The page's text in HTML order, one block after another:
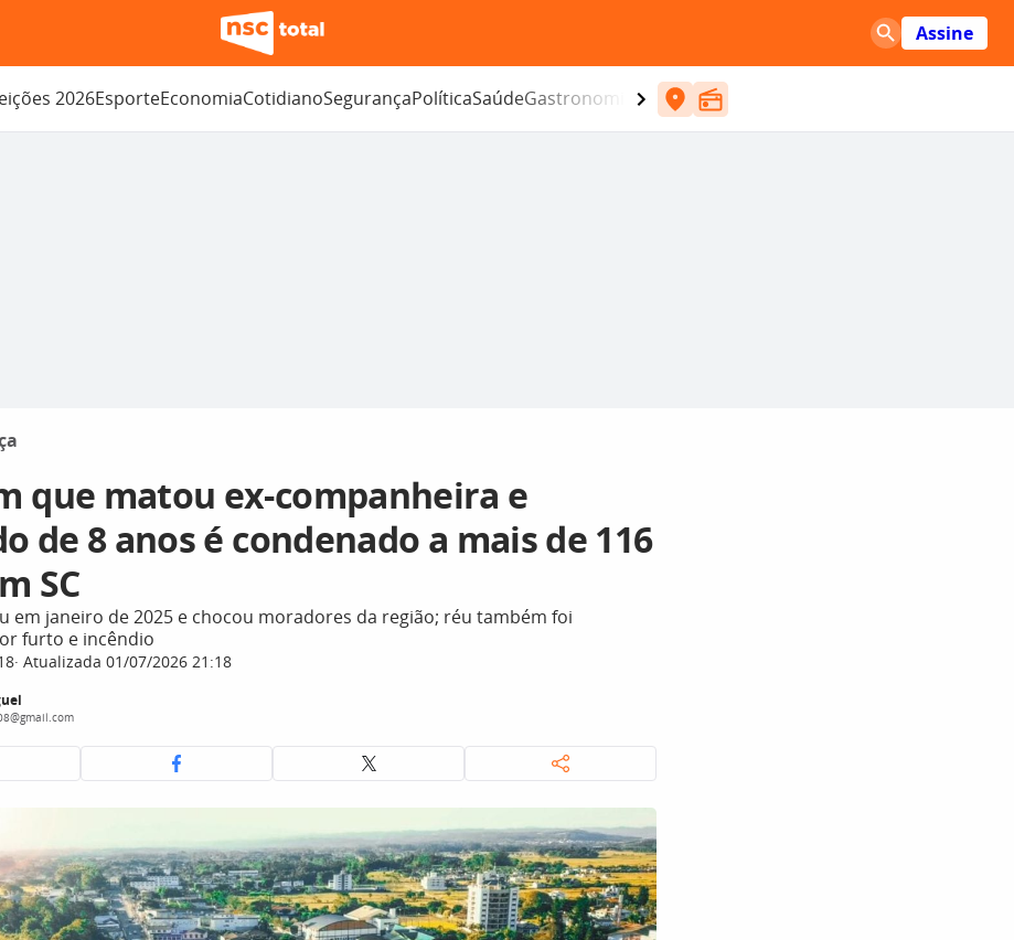
Assine
2026EsporteEconomiaCotidianoSegurançaPolíticaSaúdeGastronomia Entretenimento
que matou ex-companheira e
de 8 anos é condenado a mais de 116
SC
em janeiro de 2025 e chocou moradores da região; réu também foi
furto e incêndio
Atualizada 01/07/2026 21:18